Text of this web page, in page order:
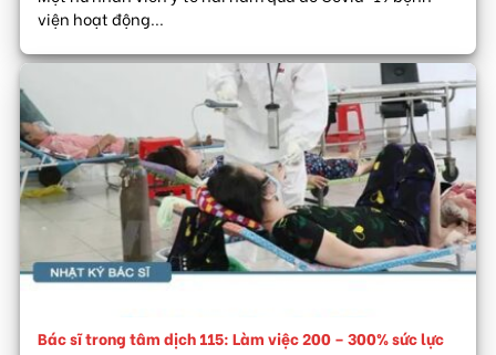
viện hoạt động...
Bác sĩ trong tâm dịch 115: Làm việc 200 – 300% sức lực